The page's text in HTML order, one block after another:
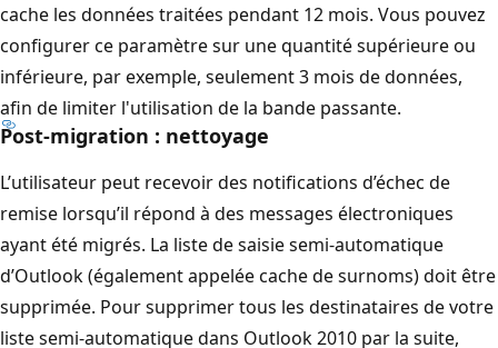
cache les données traitées pendant 12 mois. Vous pouvez
configurer ce paramètre sur une quantité supérieure ou
inférieure, par exemple, seulement 3 mois de données,
afin de limiter l'utilisation de la bande passante.
Post-migration : nettoyage
L’utilisateur peut recevoir des notifications d’échec de
remise lorsqu’il répond à des messages électroniques
ayant été migrés. La liste de saisie semi-automatique
d’Outlook (également appelée cache de surnoms) doit être
supprimée. Pour supprimer tous les destinataires de votre
liste semi-automatique dans Outlook 2010 par la suite,